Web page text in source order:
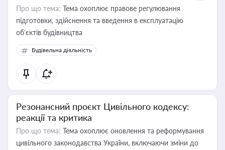
Про що тема: Тема охоплює правове регулювання
підготовки, здійснення та введення в експлуатацію
об’єктів будівництва
Будівельна діяльність
Резонансний проєкт Цивільного кодексу:
реакції та критика
Про що тема: Тема охоплює оновлення та реформування
цивільного законодавства України, включаючи зміни до